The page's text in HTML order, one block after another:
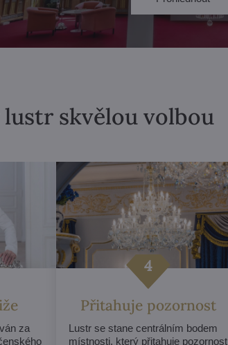
skvělou volbou
za
Přitahuje pozornost
Lustr se stane centrálním bodem
místnosti, který přitahuje pozornost